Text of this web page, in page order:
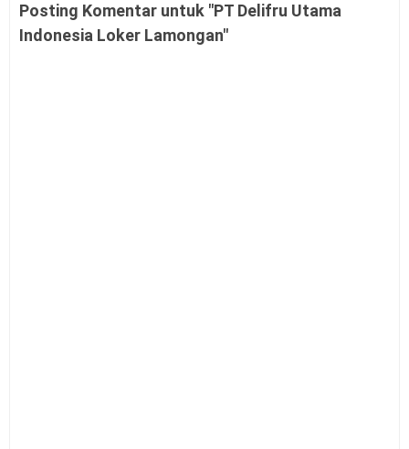
Posting Komentar untuk "PT Delifru Utama
Indonesia Loker Lamongan"